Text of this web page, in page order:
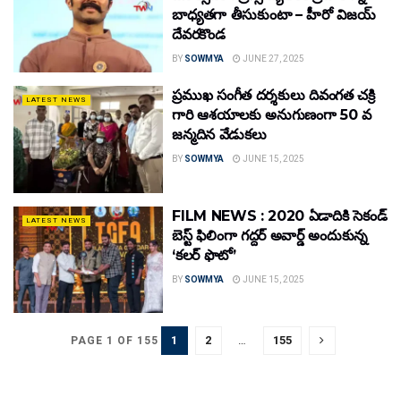
బాధ్యతగా తీసుకుంటా – హీరో విజయ్
దేవరకొండ
BY SOWMYA JUNE 27, 2025
LATEST NEWS
ప్రముఖ సంగీత దర్శకులు దివంగత చక్రి
గారి ఆశయాలకు అనుగుణంగా 50 వ
జన్మదిన వేడుకలు
BY SOWMYA JUNE 15, 2025
LATEST NEWS
FILM NEWS : 2020 ఏడాదికి సెకండ్
బెస్ట్ ఫిలింగా గద్దర్ అవార్డ్ అందుకున్న
‘కలర్ ఫొటో’
BY SOWMYA JUNE 15, 2025
PAGE 1 OF 155 1 2 … 155